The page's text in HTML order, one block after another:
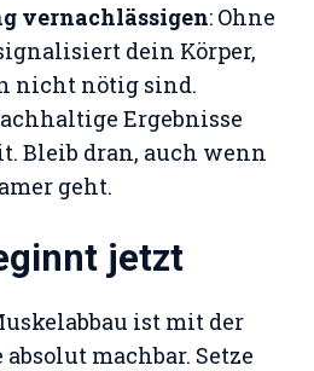
vernachlässigen: Ohne
dein Körper,
nicht nötig sind.
Ergebnisse
Bleib dran, auch wenn
geht.
jetzt
ist mit der
machbar. Setze